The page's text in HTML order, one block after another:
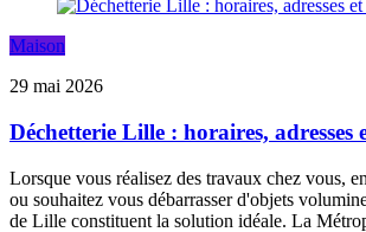
Maison
29 mai 2026
Déchetterie Lille : horaires, adresses
Lorsque vous réalisez des travaux chez vous,
ou souhaitez vous débarrasser d'objets
de Lille constituent la solution idéale. La